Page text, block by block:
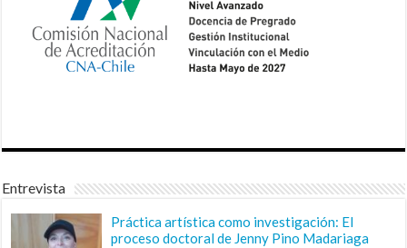
Entrevista
Práctica artística como investigación: El
proceso doctoral de Jenny Pino Madariaga